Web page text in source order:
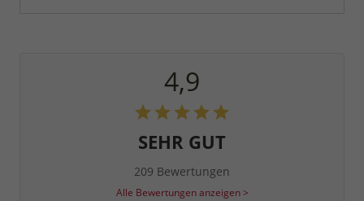
4,9
SEHR GUT
209 Bewertungen
Alle Bewertungen anzeigen >